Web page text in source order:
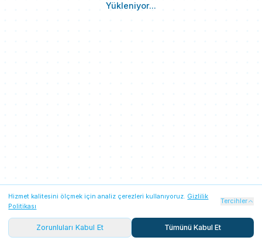
Yükleniyor...
Zorunlu Çerezler
platform işlevleri için gereklidir. Her iki seçenekte de
Her zaman açık
Hizmet kalitesini ölçmek için analiz çerezleri kullanıyoruz. Gizlilik
Politikası
Tercihler
Zorunluları Kabul Et Tümünü Kabul Et